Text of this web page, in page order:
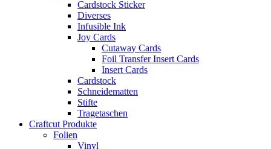
Cardstock Sticker
Diverses
Infusible Ink
Joy Cards
Cutaway Cards
Foil Transfer Insert Cards
Insert Cards
Cardstock
Schneidematten
Stifte
Tragetaschen
Craftcut Produkte
Folien
Vinyl